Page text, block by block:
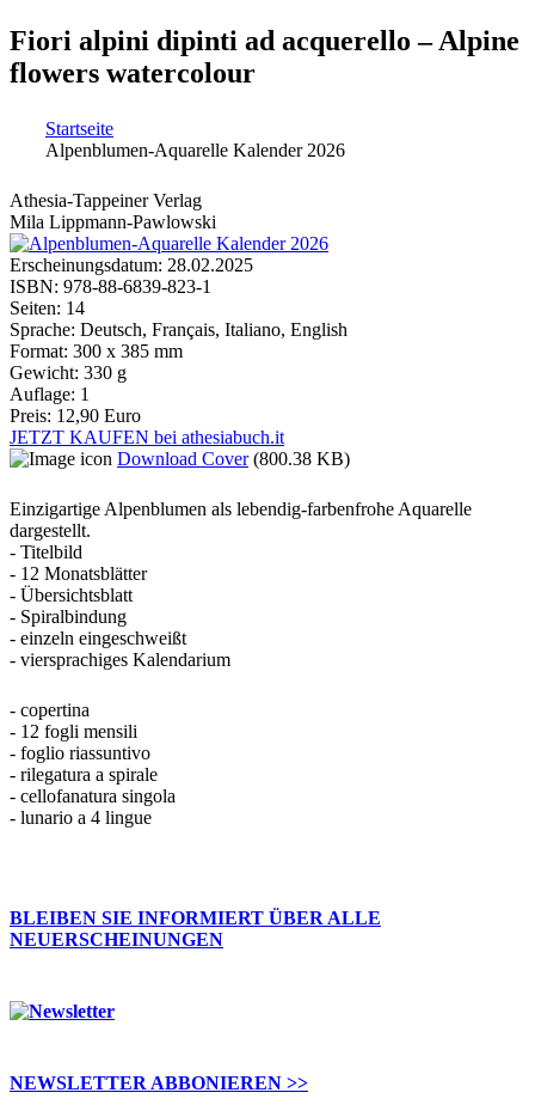
Fiori alpini dipinti ad acquerello – Alpine
flowers watercolour
Sie sind hier
Startseite
Alpenblumen-Aquarelle Kalender 2026
Athesia-Tappeiner Verlag
Mila Lippmann-Pawlowski
Erscheinungsdatum: 28.02.2025
ISBN: 978-88-6839-823-1
Seiten: 14
Sprache: Deutsch, Français, Italiano, English
Format: 300 x 385 mm
Gewicht: 330 g
Auflage: 1
Preis: 12,90 Euro
JETZT KAUFEN bei athesiabuch.it
Download Cover (800.38 KB)
Einzigartige Alpenblumen als lebendig-farbenfrohe Aquarelle
dargestellt.
- Titelbild
- 12 Monatsblätter
- Übersichtsblatt
- Spiralbindung
- einzeln eingeschweißt
- viersprachiges Kalendarium
- copertina
- 12 fogli mensili
- foglio riassuntivo
- rilegatura a spirale
- cellofanatura singola
- lunario a 4 lingue
BLEIBEN SIE INFORMIERT ÜBER ALLE
NEUERSCHEINUNGEN
NEWSLETTER ABBONIEREN >>